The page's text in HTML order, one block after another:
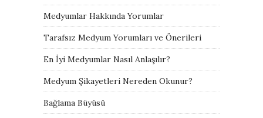
Medyumlar Hakkında Yorumlar
Tarafsız Medyum Yorumları ve Önerileri
En İyi Medyumlar Nasıl Anlaşılır?
Medyum Şikayetleri Nereden Okunur?
Bağlama Büyüsü